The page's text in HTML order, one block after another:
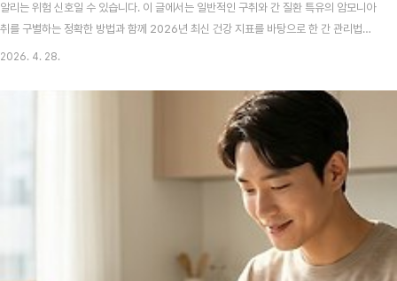
알리는 위험 신호일 수 있습니다. 이 글에서는 일반적인 구취와 간 질환 특유의 암모니아
취를 구별하는 정확한 방법과 함께 2026년 최신 건강 지표를 바탕으로 한 간 관리법을
전해드립니다.분명히 아침저녁으로 꼼꼼히 양치하고 치실까지 사용하는데, 주변 사람들
를 너무 많이 마셨나?" 혹은 "피곤해서 입이 말랐나?" 하고 가볍게 넘기기엔 냄새의 종
류가 예사롭지 않다면 덜컥 겁이 나기도 하죠. 저도 예전에 무리하게 일하던 시절, 입에
서 자꾸 비린 듯한 냄새가 올라와 고생한 적이 있는데 알고 보니 제 몸의 해독 공장인 간
2026. 4. 28.